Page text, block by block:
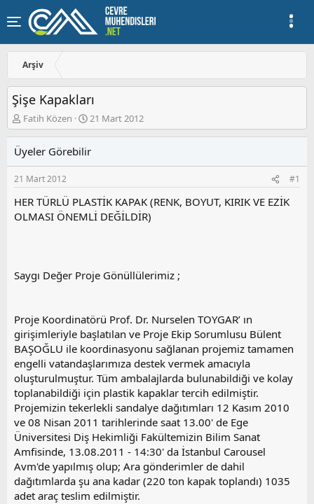
Arşiv
Şişe Kapakları
K
o
u
y
u
a
ş
n
Fatih Közen
B
a
l
a
ı
ç
h
21 Mart 2012
Üyeler Görebilir
21 Mart 2012 #1
HER TÜRLÜ PLASTİK KAPAK (RENK, BOYUT, KIRIK VE EZİK
OLMASI ÖNEMLİ DEĞİLDİR)
Saygı Değer Proje Gönüllülerimiz ;
Proje Koordinatörü Prof. Dr. Nurselen TOYGAR’ ın
girişimleriyle başlatılan ve Proje Ekip Sorumlusu Bülent
BAŞOĞLU ile koordinasyonu sağlanan projemiz tamamen
engelli vatandaşlarımıza destek vermek amacıyla
oluşturulmuştur. Tüm ambalajlarda bulunabildiği ve kolay
toplanabildiği için plastik kapaklar tercih edilmiştir.
Projemizin tekerlekli sandalye dağıtımları 12 Kasım 2010
ve 08 Nisan 2011 tarihlerinde saat 13.00' de Ege
Üniversitesi Diş Hekimliği Fakültemizin Bilim Sanat
Amfisinde, 13.08.2011 - 14:30' da İstanbul Carousel
Avm'de yapılmış olup; Ara gönderimler de dahil
dağıtımlarda şu ana kadar (220 ton kapak toplandı) 1035
adet araç teslim edilmiştir.